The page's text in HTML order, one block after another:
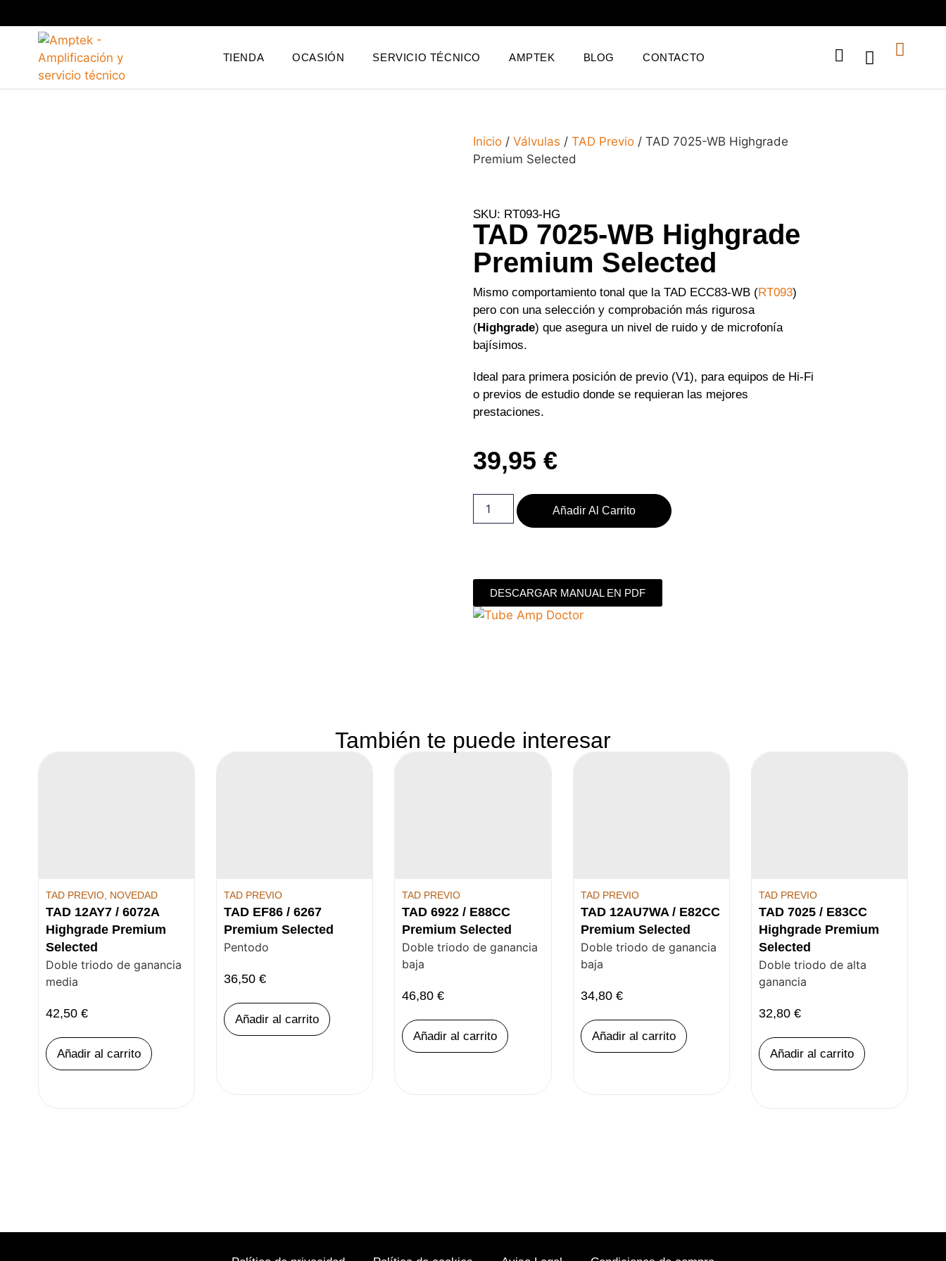
TIENDA OCASIÓN SERVICIO TÉCNICO AMPTEK BLOG CONTACTO
Inicio / Válvulas / TAD Previo / TAD 7025-WB Highgrade
Premium Selected
SKU: RT093-HG
TAD 7025-WB Highgrade
Premium Selected
Mismo comportamiento tonal que la TAD ECC83-WB (RT093)
pero con una selección y comprobación más rigurosa
(Highgrade) que asegura un nivel de ruido y de microfonía
bajísimos.
Ideal para primera posición de previo (V1), para equipos de Hi-Fi
o previos de estudio donde se requieran las mejores
prestaciones.
39,95 €
Añadir Al Carrito
DESCARGAR MANUAL EN PDF
También te puede interesar
TAD PREVIO, NOVEDAD
TAD 12AY7 / 6072A
Highgrade Premium
Selected
Doble triodo de ganancia
media
42,50 €
Añadir al carrito
TAD PREVIO
TAD EF86 / 6267
Premium Selected
Pentodo
36,50€
Añadir al carrito
TAD PREVIO
TAD 6922 / E88CC
Premium Selected
Doble triodo de ganancia
baja
46,80€
Añadir al carrito
TAD PREVIO
TAD 12AU7WA / E82CC
Premium Selected
Doble triodo de ganancia
baja
34,80 €
Añadir al carrito
TAD PREVIO
TAD 7025 / E83CC
Highgrade Premium
Selected
Doble triodo de alta
ganancia
32,80 €
Añadir al carrito